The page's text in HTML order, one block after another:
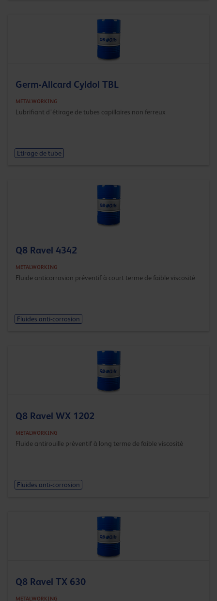
Germ-Allcard Cyldol TBL
METALWORKING
Lubrifiant d’étirage de tubes capillaires non ferreux
Etirage de tube
Q8 Ravel 4342
METALWORKING
Fluide anticorrosion préventif à court terme de faible viscosité
Fluides anti-corrosion
Q8 Ravel WX 1202
METALWORKING
Fluide antirouille préventif à long terme de faible viscosité
Fluides anti-corrosion
Q8 Ravel TX 630
METALWORKING